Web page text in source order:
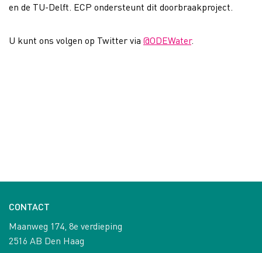
en de TU-Delft. ECP ondersteunt dit doorbraakproject.
U kunt ons volgen op Twitter via @ODEWater.
CONTACT
Maanweg 174, 8e verdieping
2516 AB Den Haag